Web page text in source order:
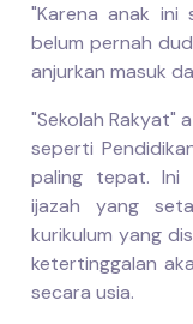
"Karena anak ini
belum pernah
anjurkan masuk
"Sekolah Rakyat"
seperti
paling tepat. Ini
ijazah yang
kurikulum yang
ketertinggalan
secara usia.